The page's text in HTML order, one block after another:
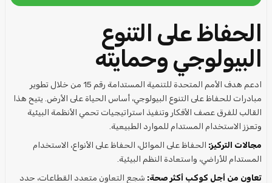
الحفاظ على التنوع
البيولوجي وحمايته
ادعم هدف الأمم المتحدة للتنمية المستدامة رقم 15 من خلال تطوير
مبادرات للحفاظ على التنوع البيولوجي، أساس الحياة على الأرض. يتيح هذا
القالب للفرق عصف الأفكار وتنفيذ استراتيجيات تحمي الأنظمة البيئية
وتعزز الاستخدام المستدام للموارد الطبيعية.
مجالات التركيز: الحفاظ على الموائل، الحفاظ على الأنواع، الاستخدام
المستدام للأراضي، واستعادة النظم البيئية.
تعاون من أجل كوكب أكثر صحة: شجع التعاون متعدد القطاعات، حدد